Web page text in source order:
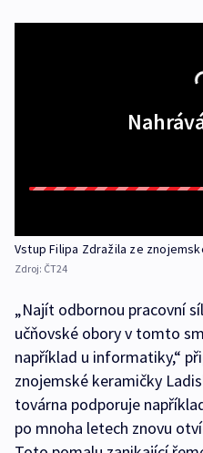
Vstup Filipa Zdražila ze
Zdroj: ČT24
„Najít odbornou pracovní
učňovské obory v tomto
například u informatiky,“
znojemské keramičky
továrna podporuje
po mnoha letech znovu